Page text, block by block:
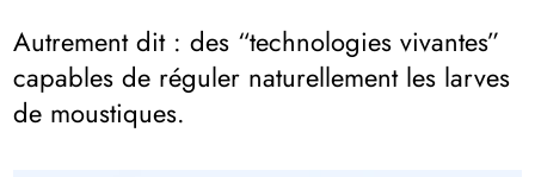
Autrement dit : des “technologies vivantes”
capables de réguler naturellement les larves
de moustiques.